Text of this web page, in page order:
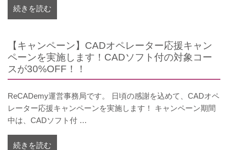
続きを読む
【キャンペーン】CADオペレーター応援キャン
ペーンを実施します！CADソフト付の対象コー
スが30%OFF！！
ReCADemy運営事務局です。 日頃の感謝を込めて、CADオペ
レーター応援キャンペーンを実施します！ キャンペーン期間
中は、CADソフト付 …
続きを読む